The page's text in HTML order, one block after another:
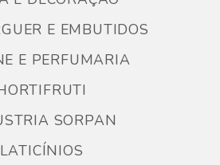
E EMBUTIDOS
E PERFUMARIA
SORPAN
LATICÍNIOS